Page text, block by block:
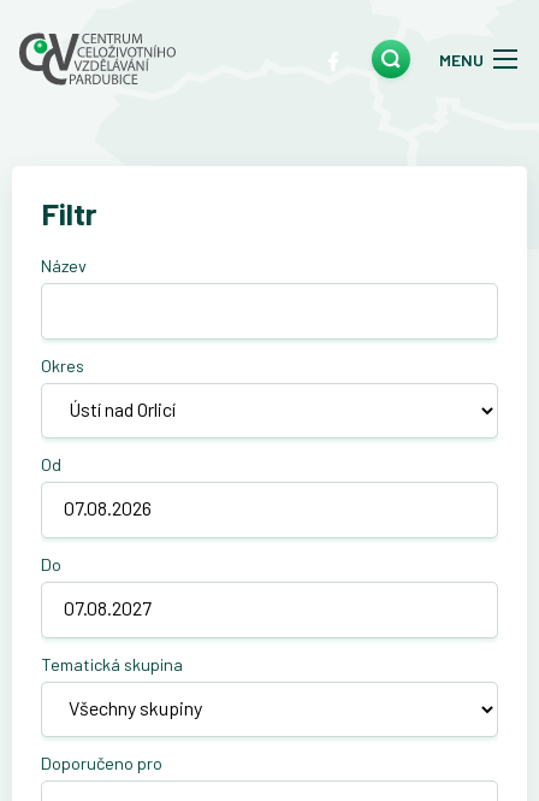
MENU
Filtr
Název
Okres
Od
Do
Tematická skupina
Doporučeno pro